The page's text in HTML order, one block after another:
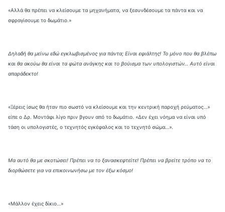
«Αλλά θα πρέπει να κλείσουμε τα μηχανήματα, να ξεσυνδέσουμε τα πάντα και να
σφραγίσουμε το δωμάτιο.»
Δηλαδή θα μείνω εδώ εγκλωβισμένος για πάντα; Είναι εφιάλτης! Το μόνο που θα βλέπω
και θα ακούω θα είναι τα φώτα ανάγκης και το βούισμα των υπολογιστών… Αυτό είναι
απαράδεκτο!
«Ξέρεις ίσως θα ήταν πιο σωστό να κλείσουμε και την κεντρική παροχή ρεύματος…»
είπε ο Δρ. Μοντάφι λίγο πριν βγουν από το δωμάτιο. «Δεν έχει νόημα να είναι υπό
τάση οι υπολογιστές, ο τεχνητός εγκέφαλος και το τεχνητό σώμα…».
Μα αυτό θα με σκοτώσει! Πρέπει να το ξανασκεφτείτε! Πρέπει να βρείτε τρόπο να το
διορθώσετε για να επικοινωνήσω με τον έξω κόσμο!
«Μάλλον έχεις δίκιο…»